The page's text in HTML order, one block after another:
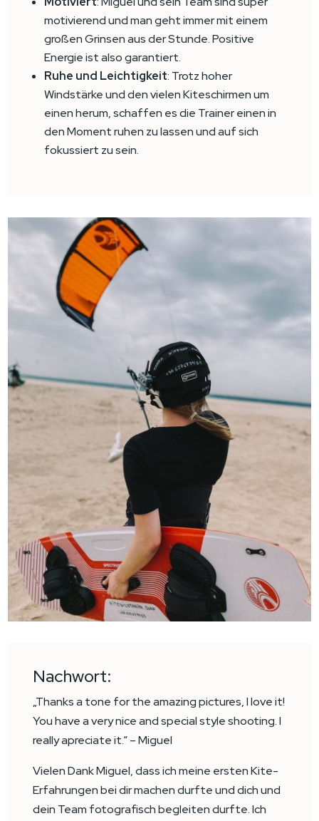
motivierend und man geht immer mit einem
großen Grinsen aus der Stunde. Positive
Energie ist also garantiert.
Ruhe und Leichtigkeit: Trotz hoher
Windstärke und den vielen Kiteschirmen um
einen herum, schaffen es die Trainer einen in
den Moment ruhen zu lassen und auf sich
fokussiert zu sein.
Nachwort:
„Thanks a tone for the amazing pictures, I love it!
You have a very nice and special style shooting. I
really apreciate it.“ – Miguel
Vielen Dank Miguel, dass ich meine ersten Kite-
Erfahrungen bei dir machen durfte und dich und
dein Team fotografisch begleiten durfte. Ich